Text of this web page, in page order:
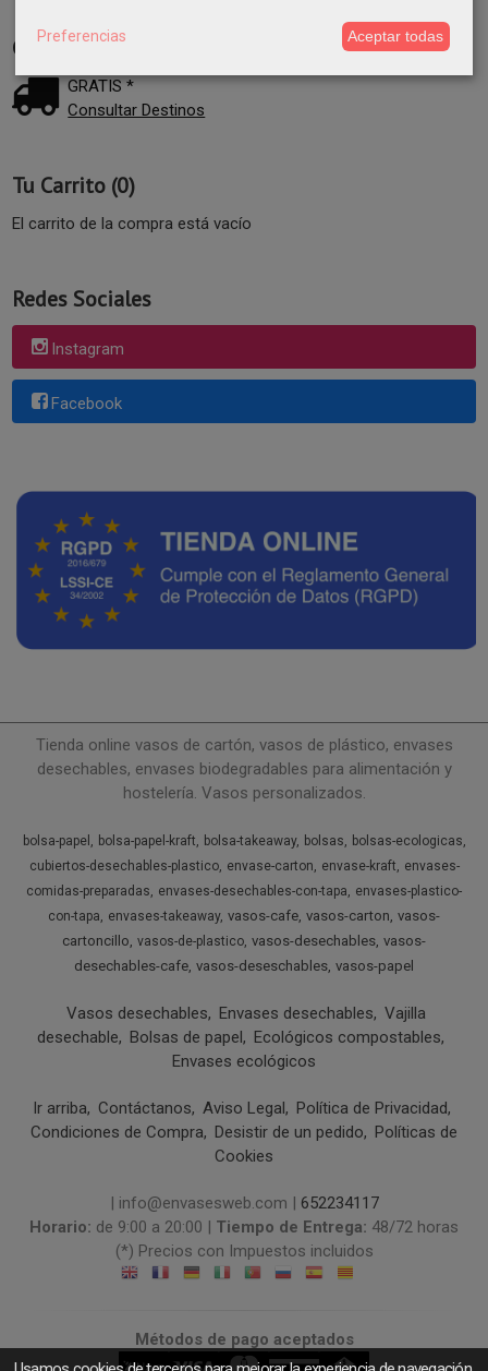
Costes de Envío
GRATIS *
Consultar Destinos
Tu Carrito (0)
El carrito de la compra está vacío
Redes Sociales
Instagram
Facebook
Tienda online vasos de cartón, vasos de plástico, envases
desechables, envases biodegradables para alimentación y
hostelería. Vasos personalizados.
bolsa-papel bolsa-papel-kraft bolsa-takeaway bolsas
bolsas-ecologicas
cubiertos-desechables-plastico
envase-carton envase-kraft
envases-
comidas-preparadas
envases-desechables-con-tapa
envases-plastico-
con-tapa
envases-takeaway vasos-cafe vasos-carton vasos-
cartoncillo vasos-de-plastico vasos-desechables vasos-
desechables-cafe vasos-deseschables vasos-papel
Vasos desechables Envases desechables
Vajilla
desechable
Bolsas de papel
Ecológicos compostables
Envases ecológicos
Ir arriba Contáctanos Aviso Legal
Política de Privacidad
Condiciones de Compra
Desistir de un pedido
Políticas de
Cookies
| info@envasesweb.com | 652234117
Horario: de 9:00 a 20:00 | Tiempo de Entrega: 48/72 horas
(*) Precios con Impuestos incluidos
Métodos de pago aceptados
Preferencias Aceptar todas